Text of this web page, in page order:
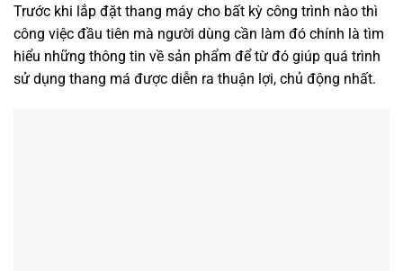
Trước khi lắp đặt thang máy cho bất kỳ công trình nào thì
công việc đầu tiên mà người dùng cần làm đó chính là tìm
hiểu những thông tin về sản phẩm để từ đó giúp quá trình
sử dụng thang má được diễn ra thuận lợi, chủ động nhất.